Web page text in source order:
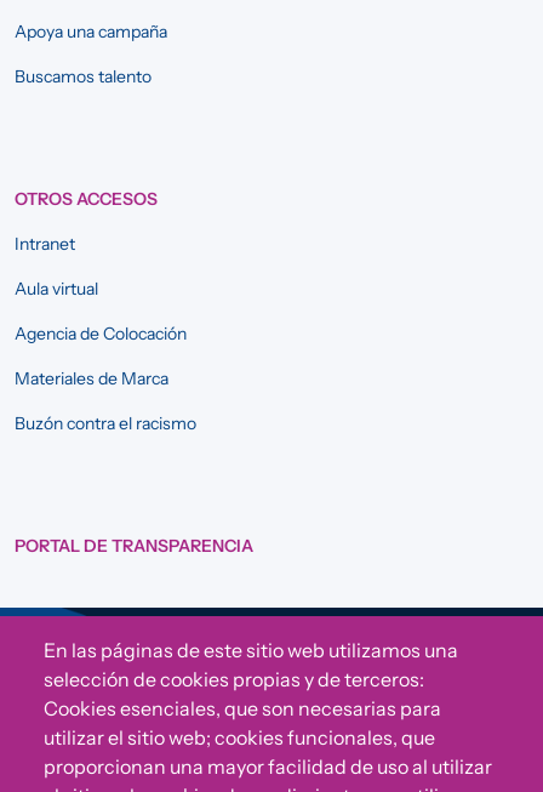
Apoya una campaña
Buscamos talento
OTROS ACCESOS
Intranet
Aula virtual
Agencia de Colocación
Materiales de Marca
Buzón contra el racismo
PORTAL DE TRANSPARENCIA
Sigue a Comunidad CONVIVE
En las páginas de este sitio web utilizamos una
selección de cookies propias y de terceros:
Cookies esenciales, que son necesarias para
utilizar el sitio web; cookies funcionales, que
proporcionan una mayor facilidad de uso al utilizar